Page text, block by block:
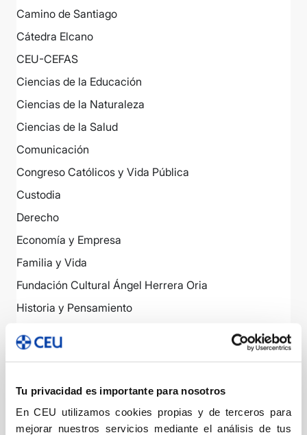
Tu privacidad es importante para nosotros
En CEU utilizamos cookies propias y de terceros para
mejorar nuestros servicios mediante el análisis de tus
Camino de Santiago
Cátedra Elcano
CEU-CEFAS
Ciencias de la Educación
Ciencias de la Naturaleza
Ciencias de la Salud
Comunicación
Congreso Católicos y Vida Pública
Custodia
Derecho
Economía y Empresa
Familia y Vida
Fundación Cultural Ángel Herrera Oria
Historia y Pensamiento
Instituto de Humanidades Ángel Ayala
Sapientia Cordis